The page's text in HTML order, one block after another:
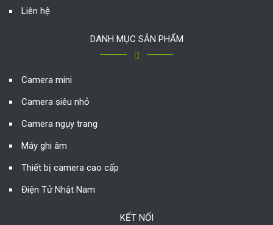
Liên hệ
DANH MỤC SẢN PHẨM
Camera mini
Camera siêu nhỏ
Camera ngụy trang
Máy ghi âm
Thiết bị camera cao cấp
Điện Tử Nhật Nam
KẾT NỐI